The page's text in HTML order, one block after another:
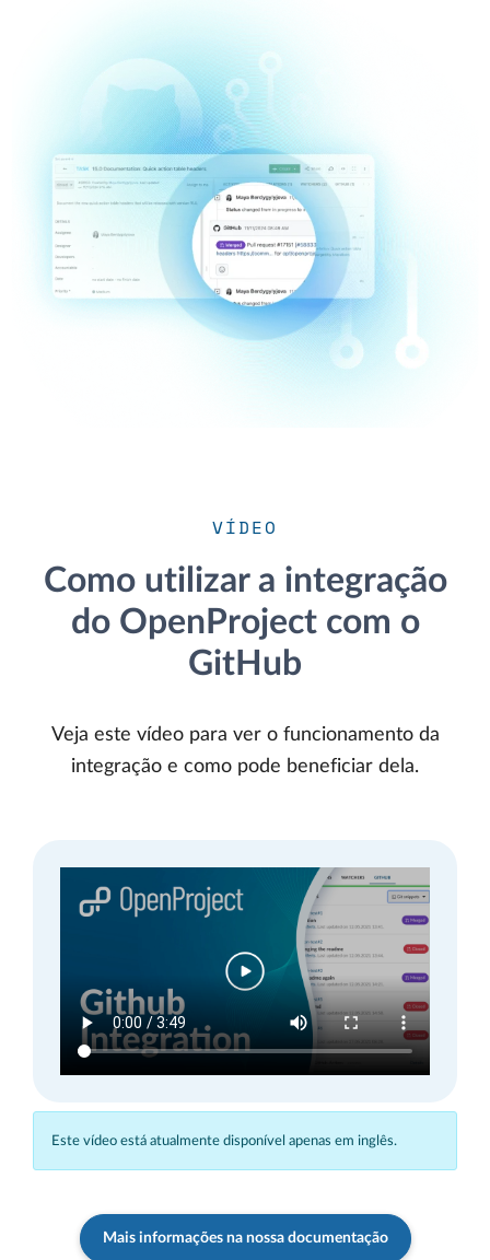
VÍDEO
Como utilizar a integração
do OpenProject com o
GitHub
Veja este vídeo para ver o funcionamento da
integração e como pode beneficiar dela.
Este vídeo está atualmente disponível apenas em inglês.
Mais informações na nossa documentação